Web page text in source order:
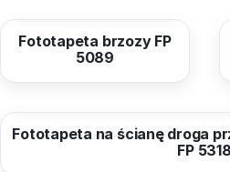
Fototapeta brzozy FP
5089
od40,96 zł
Fototapeta na ścianę droga
FP 5318